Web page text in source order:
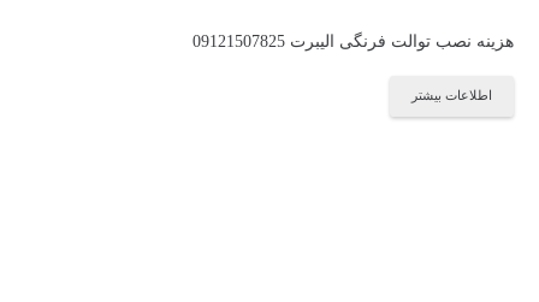
هزینه نصب توالت فرنگی الیبرت 09121507825
اطلاعات بیشتر